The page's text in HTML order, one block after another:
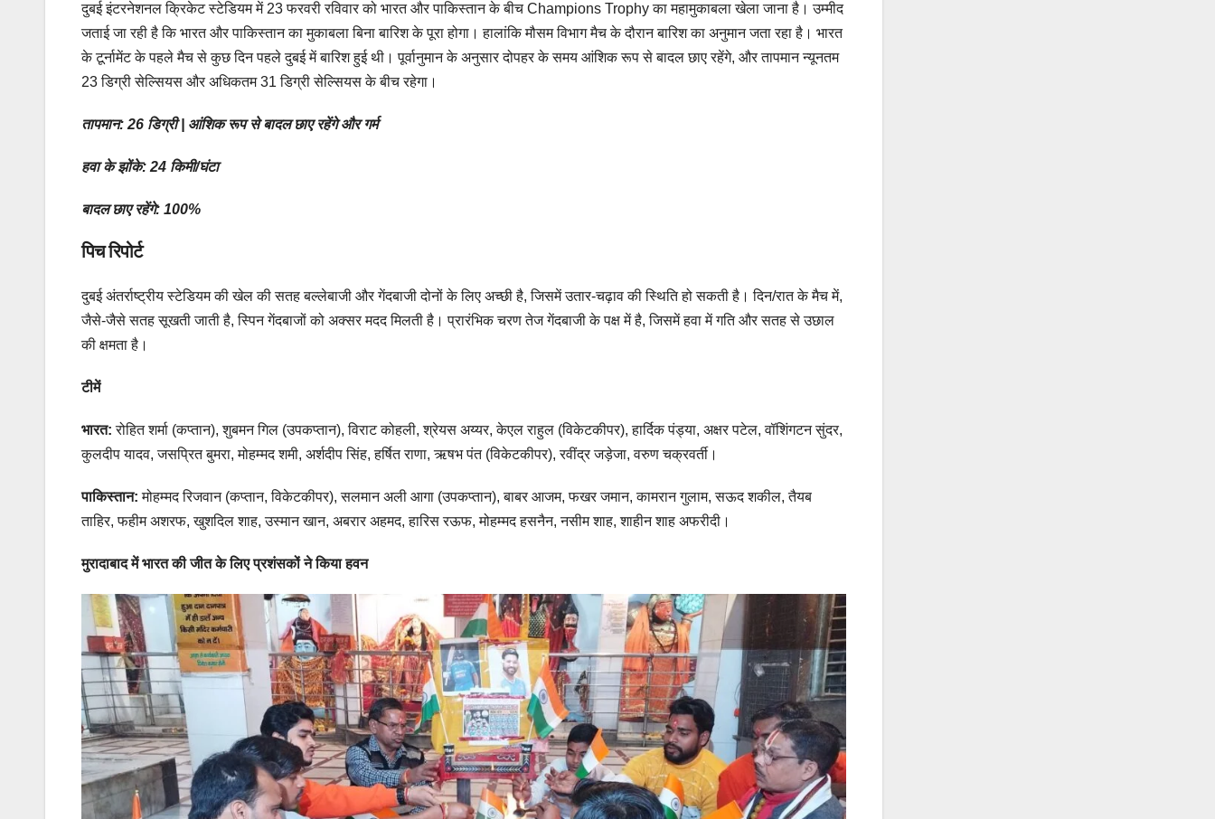
दुबई इंटरनेशनल क्रिकेट स्टेडियम में 23 फरवरी रविवार को भारत और पाकिस्तान के बीच Champions Trophy का महामुकाबला खेला जाना है। उम्मीद
जताई जा रही है कि भारत और पाकिस्तान का मुकाबला बिना बारिश के पूरा होगा। हालांकि मौसम विभाग मैच के दौरान बारिश का अनुमान जता रहा है। भारत
के टूर्नामेंट के पहले मैच से कुछ दिन पहले दुबई में बारिश हुई थी। पूर्वानुमान के अनुसार दोपहर के समय आंशिक रूप से बादल छाए रहेंगे, और तापमान न्यूनतम
23 डिग्री सेल्सियस और अधिकतम 31 डिग्री सेल्सियस के बीच रहेगा।
तापमान: 26 डिग्री | आंशिक रूप से बादल छाए रहेंगे और गर्म
हवा के झोंके: 24 किमी/घंटा
बादल छाए रहेंगे: 100%
पिच रिपोर्ट
दुबई अंतर्राष्ट्रीय स्टेडियम की खेल की सतह बल्लेबाजी और गेंदबाजी दोनों के लिए अच्छी है, जिसमें उतार-चढ़ाव की स्थिति हो सकती है। दिन/रात के मैच में,
जैसे-जैसे सतह सूखती जाती है, स्पिन गेंदबाजों को अक्सर मदद मिलती है। प्रारंभिक चरण तेज गेंदबाजी के पक्ष में है, जिसमें हवा में गति और सतह से उछाल
की क्षमता है।
टीमें
भारत: रोहित शर्मा (कप्तान), शुबमन गिल (उपकप्तान), विराट कोहली, श्रेयस अय्यर, केएल राहुल (विकेटकीपर), हार्दिक पंड्या, अक्षर पटेल, वॉशिंगटन सुंदर,
कुलदीप यादव, जसप्रित बुमरा, मोहम्मद शमी, अर्शदीप सिंह, हर्षित राणा, ऋषभ पंत (विकेटकीपर), रवींद्र जड़ेजा, वरुण चक्रवर्ती।
पाकिस्तान: मोहम्मद रिजवान (कप्तान, विकेटकीपर), सलमान अली आगा (उपकप्तान), बाबर आजम, फखर जमान, कामरान गुलाम, सऊद शकील, तैयब
ताहिर, फहीम अशरफ, खुशदिल शाह, उस्मान खान, अबरार अहमद, हारिस रऊफ, मोहम्मद हसनैन, नसीम शाह, शाहीन शाह अफरीदी।
मुरादाबाद में भारत की जीत के लिए प्रशंसकों ने किया हवन